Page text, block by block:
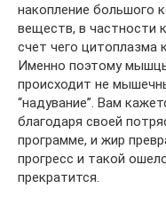
накопление большого
веществ, в частности
счет чего цитоплазма
Именно поэтому
происходит не
“надувание”. Вам
благодаря своей
программе, и жир
прогресс и такой
прекратится.